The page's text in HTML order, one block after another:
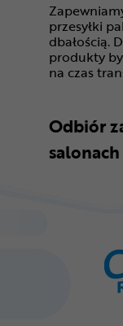
przesyłki
dbałością.
produkty
na czas
Odbiór